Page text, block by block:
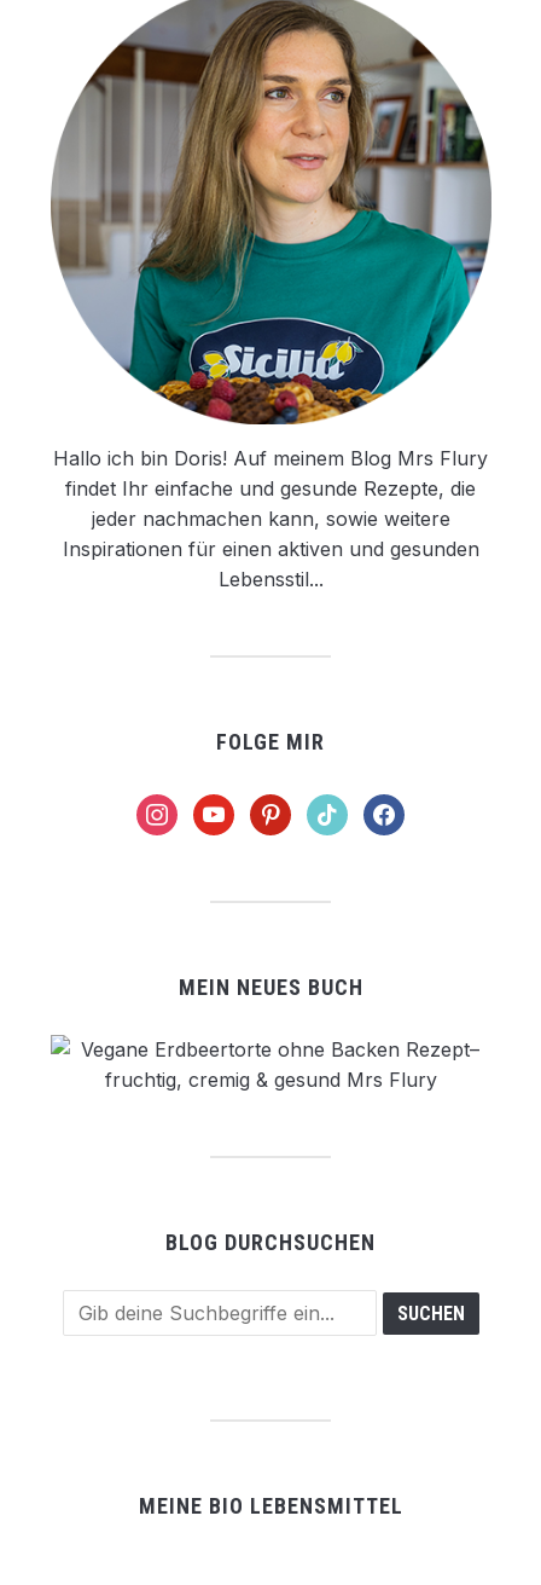
Hallo ich bin Doris! Auf meinem Blog Mrs Flury
findet Ihr einfache und gesunde Rezepte, die
jeder nachmachen kann, sowie weitere
Inspirationen für einen aktiven und gesunden
Lebensstil...
FOLGE MIR
instagramyoutubepinteresttiktok facebook
MEIN NEUES BUCH
BLOG DURCHSUCHEN
MEINE BIO LEBENSMITTEL